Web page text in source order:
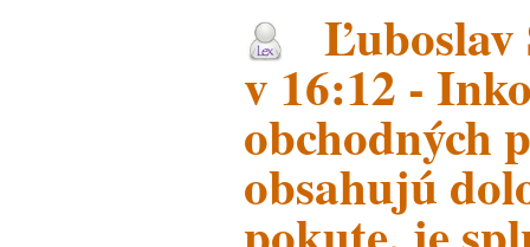
Ľuboslav
v 16:12 -
obchodných
obsahujú